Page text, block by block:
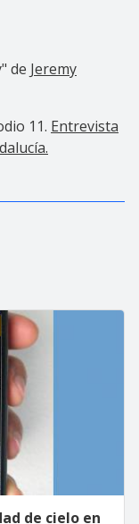
de Jeremy
11. Entrevista
de cielo en